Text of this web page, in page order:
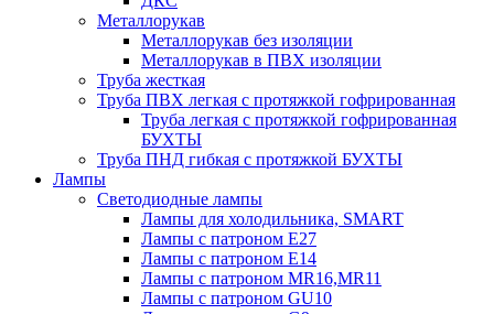
Металлорукав
Металлорукав без изоляции
Металлорукав в ПВХ изоляции
Труба жесткая
Труба ПВХ легкая с протяжкой гофрированная
Труба легкая с протяжкой гофрированная
БУХТЫ
Труба ПНД гибкая с протяжкой БУХТЫ
Лампы
Светодиодные лампы
Лампы для холодильника, SMART
Лампы с патроном E27
Лампы с патроном Е14
Лампы с патроном MR16,MR11
Лампы с патроном GU10